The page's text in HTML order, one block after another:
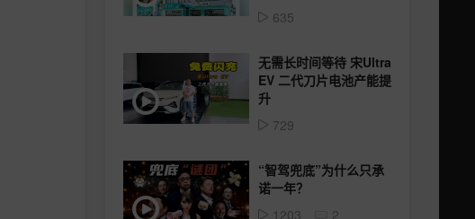
635
无需长时间等待 宋Ultra
EV 二代刀片电池产能提
升
729
“智驾兜底”为什么只承
诺一年？
1203
2